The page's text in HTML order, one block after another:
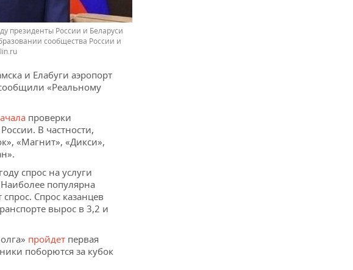
президенты России и Беларуси
сообщества России и
и Елабуги аэропорт
«Реальному
проверки
В частности,
«Магнит», «Дикси»,
спрос на услуги
популярна
Спрос казанцев
вырос в 3,2 и
пройдет первая
поборются за кубок